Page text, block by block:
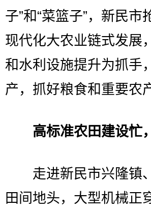
子”和“菜篮子”，新民
现代化大农业链式发展
和水利设施提升为抓手
产，抓好粮食和重要农
高标准农田建设忙
走进新民市兴隆镇
田间地头，大型机械正